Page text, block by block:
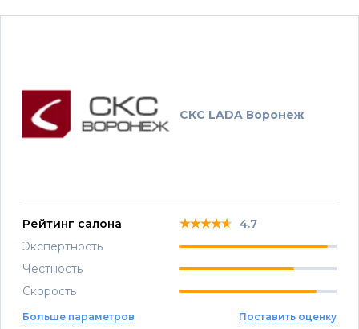
СКС LADA Воронеж
Рейтинг салона ★★★★★
★★★★★
★★★★★ 4.7
Экспертность
Честность
Скорость
Больше параметров Поставить оценку